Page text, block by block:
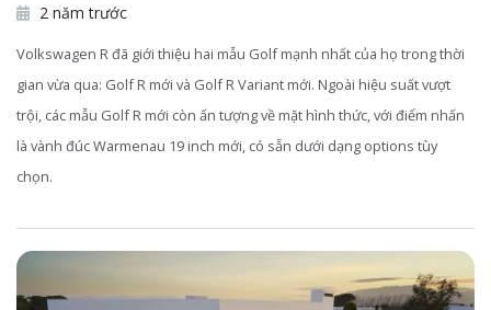
2 năm trước
Volkswagen R đã giới thiệu hai mẫu Golf mạnh nhất của họ trong thời
gian vừa qua: Golf R mới và Golf R Variant mới. Ngoài hiệu suất vượt
trội, các mẫu Golf R mới còn ấn tượng về mặt hình thức, với điểm nhấn
là vành đúc Warmenau 19 inch mới, có sẵn dưới dạng options tùy
chọn.